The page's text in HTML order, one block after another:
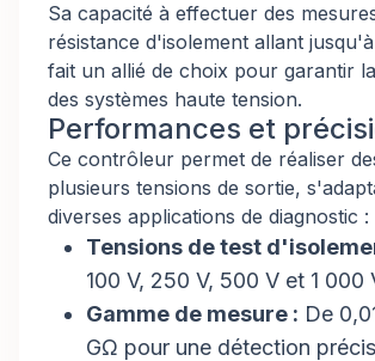
Sa capacité à effectuer des
résistance d'isolement allant jusqu'à
fait un allié de choix pour garantir
des systèmes haute tension.
Performances et
Ce contrôleur permet de réaliser
plusieurs tensions de sortie,
diverses applications de diagnostic :
Tensions de test
100 V, 250 V, 500 V et 1 000
Gamme de mesure : De
GΩ pour une détection